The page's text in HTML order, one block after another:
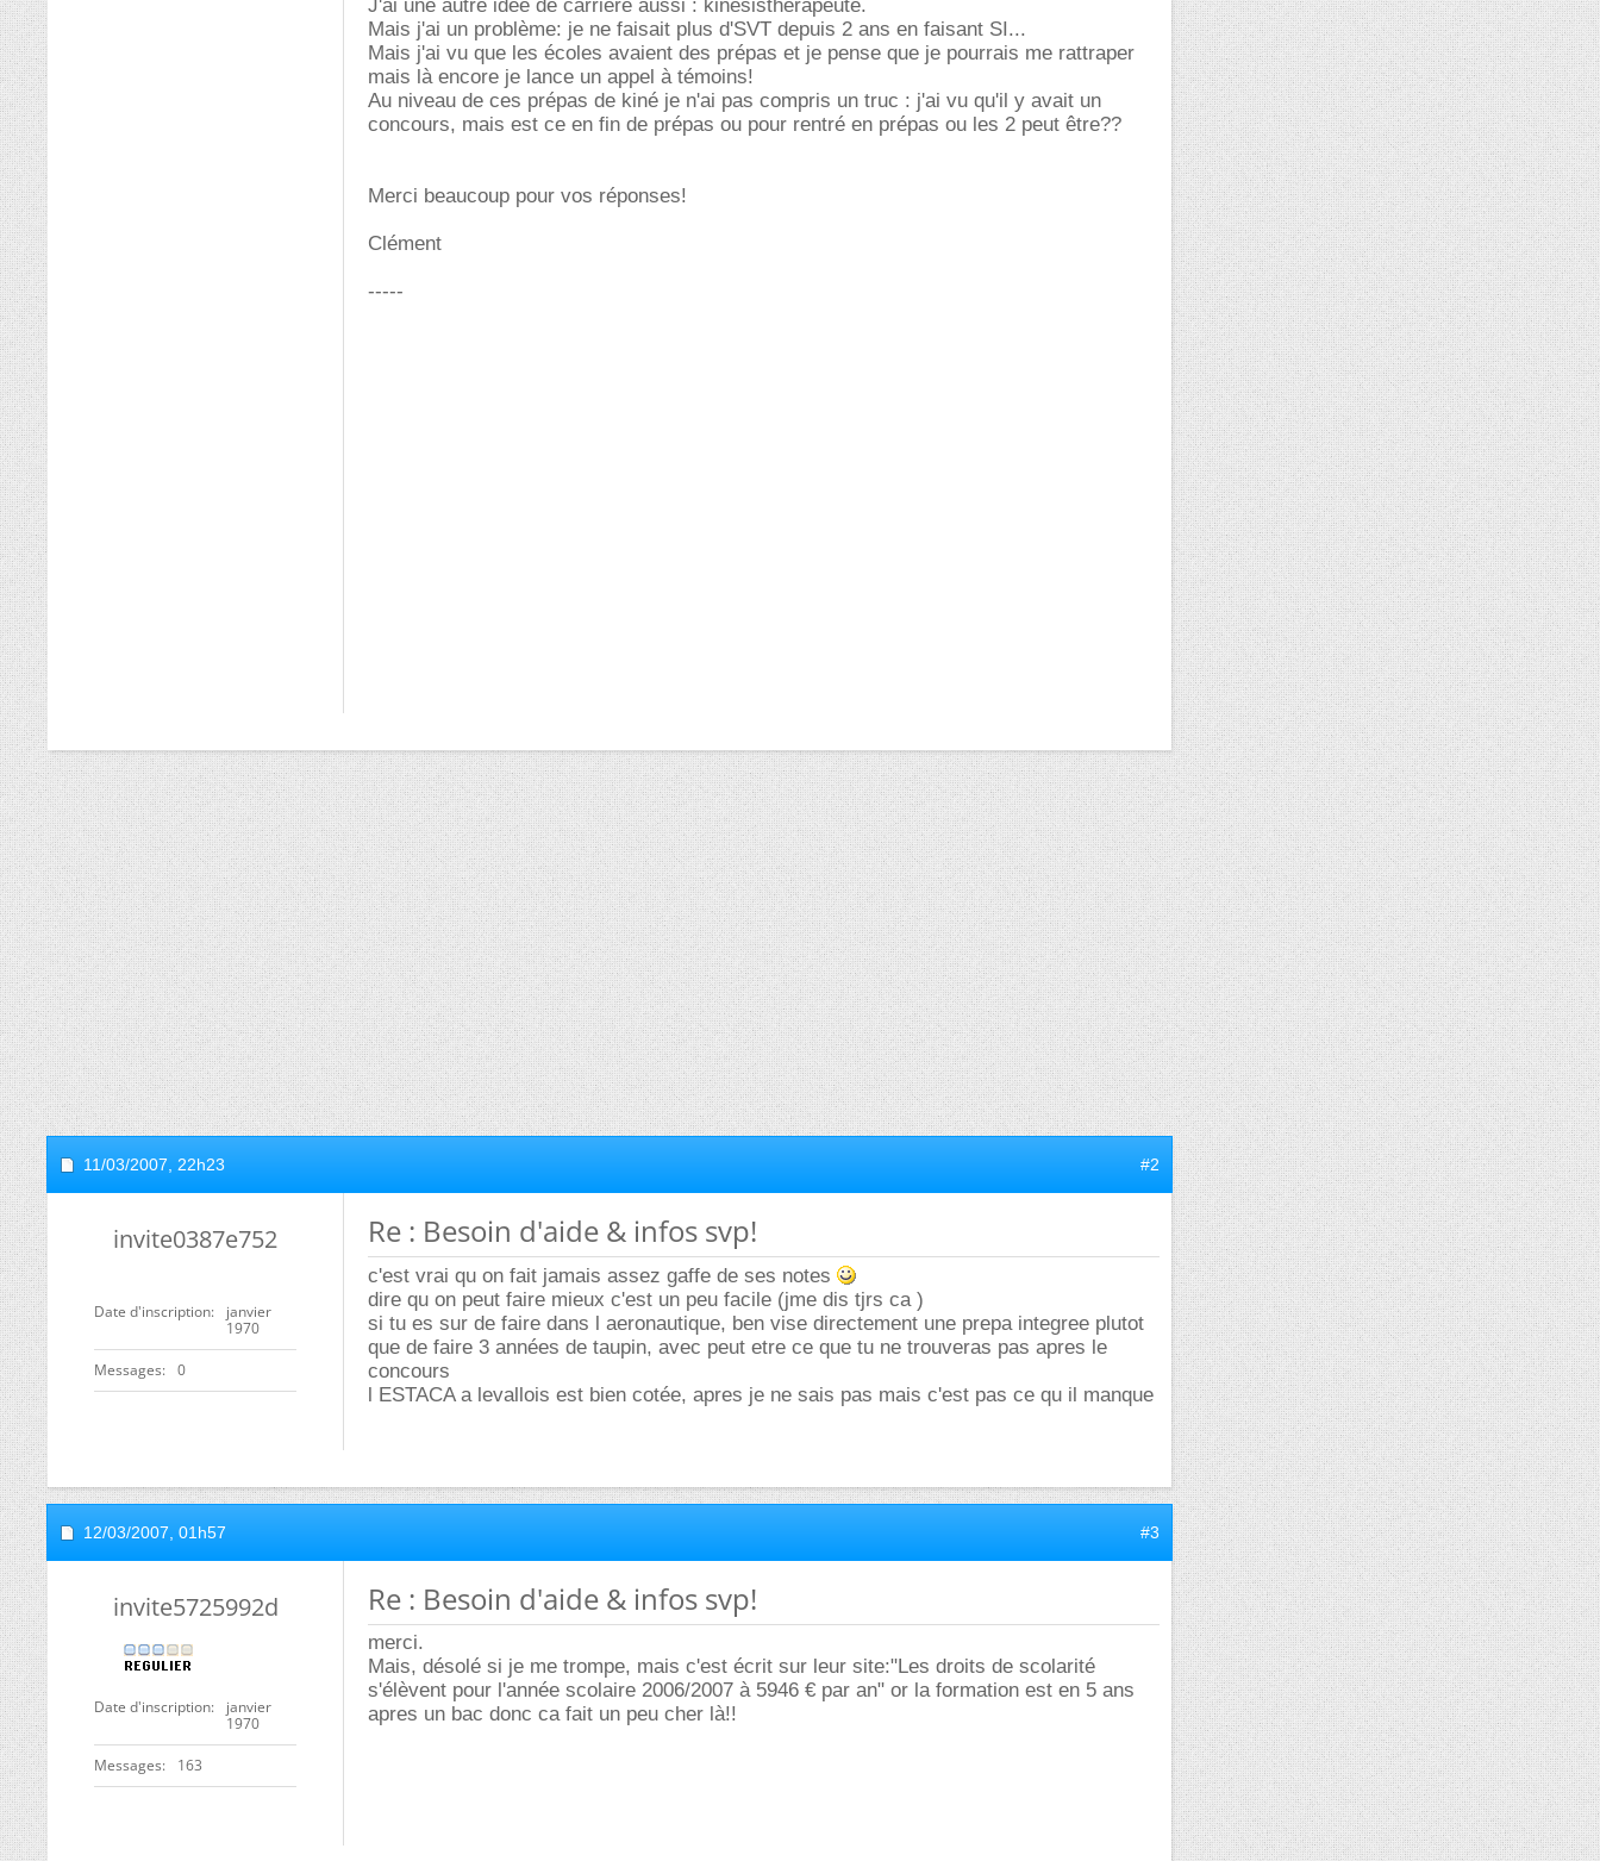
J'ai une autre idée de carrière aussi : kinésisthérapeute.
Mais j'ai un problème: je ne faisait plus d'SVT depuis 2 ans en faisant SI...
Mais j'ai vu que les écoles avaient des prépas et je pense que je pourrais me rattraper
mais là encore je lance un appel à témoins!
Au niveau de ces prépas de kiné je n'ai pas compris un truc : j'ai vu qu'il y avait un
concours, mais est ce en fin de prépas ou pour rentré en prépas ou les 2 peut être??
Merci beaucoup pour vos réponses!
Clément
-----
11/03/2007, 22h23 #2
invite0387e752
Date d'inscription
janvier
1970
Messages 0
Re : Besoin d'aide & infos svp!
c'est vrai qu on fait jamais assez gaffe de ses notes
dire qu on peut faire mieux c'est un peu facile (jme dis tjrs ca )
si tu es sur de faire dans l aeronautique, ben vise directement une prepa integree plutot
que de faire 3 années de taupin, avec peut etre ce que tu ne trouveras pas apres le
concours
l ESTACA a levallois est bien cotée, apres je ne sais pas mais c'est pas ce qu il manque
12/03/2007, 01h57 #3
invite5725992d
Date d'inscription
janvier
1970
Messages 163
Re : Besoin d'aide & infos svp!
merci.
Mais, désolé si je me trompe, mais c'est écrit sur leur site:"Les droits de scolarité
s'élèvent pour l'année scolaire 2006/2007 à 5946 € par an" or la formation est en 5 ans
apres un bac donc ca fait un peu cher là!!